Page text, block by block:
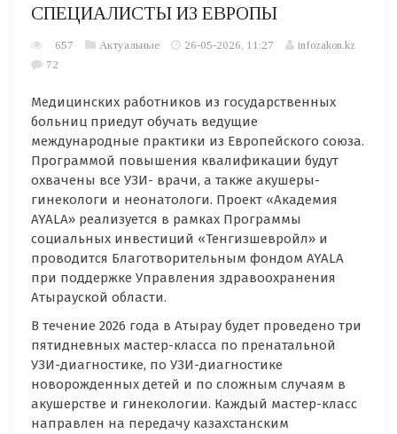
СПЕЦИАЛИСТЫ ИЗ ЕВРОПЫ
657 Актуальные 26-05-2026, 11:27
infozakon.kz
72
Медицинских работников из государственных
больниц приедут обучать ведущие
международные практики из Европейского союза.
Программой повышения квалификации будут
охвачены все УЗИ- врачи, а также акушеры-
гинекологи и неонатологи. Проект «Академия
AYALA» реализуется в рамках Программы
социальных инвестиций «Тенгизшевройл» и
проводится Благотворительным фондом AYALA
при поддержке Управления здравоохранения
Атырауской области.
В течение 2026 года в Атырау будет проведено три
пятидневных мастер-класса по пренатальной
УЗИ-диагностике, по УЗИ-диагностике
новорожденных детей и по сложным случаям в
акушерстве и гинекологии. Каждый мастер-класс
направлен на передачу казахстанским